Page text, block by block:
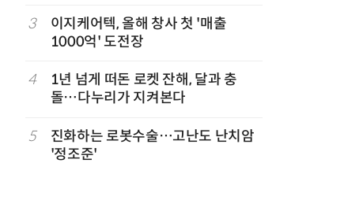
3
이지케어텍, 올해 창사 첫 '매출
1000억' 도전장
4
1년 넘게 떠돈 로켓 잔해, 달과 충
돌…다누리가 지켜본다
5
진화하는 로봇수술…고난도 난치암
'정조준'